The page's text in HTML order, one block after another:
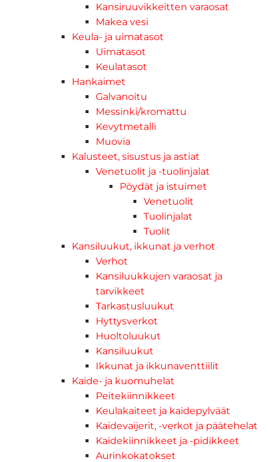
Kansiruuvikkeitten varaosat
Makea vesi
Keula- ja uimatasot
Uimatasot
Keulatasot
Hankaimet
Galvanoitu
Messinki/kromattu
Kevytmetalli
Muovia
Kalusteet, sisustus ja astiat
Venetuolit ja -tuolinjalat
Pöydät ja istuimet
Venetuolit
Tuolinjalat
Tuolit
Kansiluukut, ikkunat ja verhot
Verhot
Kansiluukkujen varaosat ja
tarvikkeet
Tarkastusluukut
Hyttysverkot
Huoltoluukut
Kansiluukut
Ikkunat ja ikkunaventtiilit
Kaide- ja kuomuhelat
Peitekiinnikkeet
Keulakaiteet ja kaidepylväät
Kaidevaijerit, -verkot ja päätehelat
Kaidekiinnikkeet ja -pidikkeet
Aurinkokatokset